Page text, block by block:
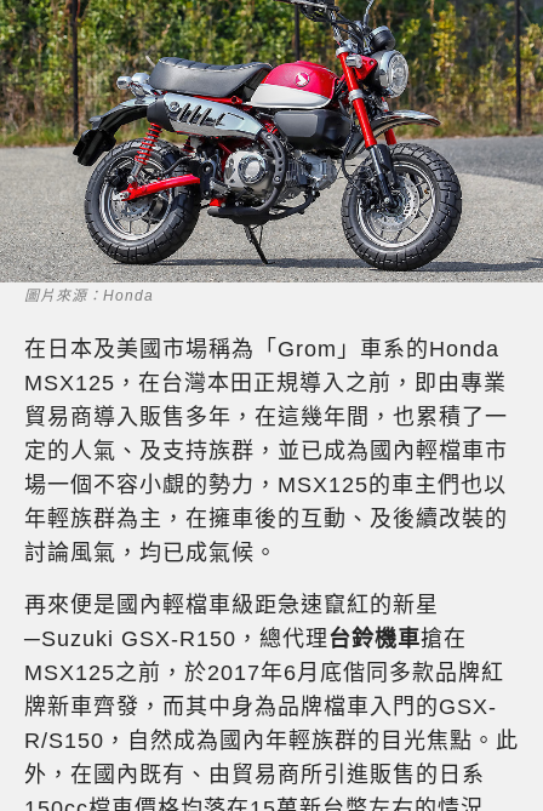
圖片來源：Honda
在日本及美國市場稱為「Grom」車系的Honda
MSX125，在台灣本田正規導入之前，即由專業
貿易商導入販售多年，在這幾年間，也累積了一
定的人氣、及支持族群，並已成為國內輕檔車市
場一個不容小覷的勢力，MSX125的車主們也以
年輕族群為主，在擁車後的互動、及後續改裝的
討論風氣，均已成氣候。
再來便是國內輕檔車級距急速竄紅的新星
─Suzuki GSX-R150，總代理台鈴機車搶在
MSX125之前，於2017年6月底偕同多款品牌紅
牌新車齊發，而其中身為品牌檔車入門的GSX-
R/S150，自然成為國內年輕族群的目光焦點。此
外，在國內既有、由貿易商所引進販售的日系